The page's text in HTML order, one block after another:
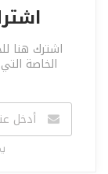
اشترك هنا
الخاصة